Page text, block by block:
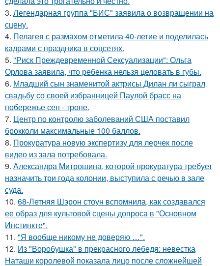
3. Легендарная группа "БИС" заявила о возвращении на
сцену.
4. Пелагея с размахом отметила 40-летие и поделилась
кадрами с праздника в соцсетях.
5. "Риск Преждевременной Сексуализации": Ольга
Орлова заявила, что ребенка нельзя целовать в губы.
6. Младший сын знаменитой актрисы Дилан ли сыграл
свадьбу со своей избранницей Паулой брасс на
побережье сен - тропе.
7. Центр по контролю заболеваний США поставил
брокколи максимальные 100 баллов.
8. Прокуратура новую экспертизу для лерчек после
видео из зала потребовала.
9. Александра Митрошина, которой прокуратура требует
назначить три года колонии, выступила с речью в зале
суда.
10. 68-Летняя Шэрон стоун вспомнила, как создавался
ее образ для культовой сцены допроса в "Основном
Инстинкте".
11. "Я вообще никому не доверяю …".
12. Из "Воробушка" в прекрасного лебедя: невестка
Наташи королевой показала лицо после сложнейшей